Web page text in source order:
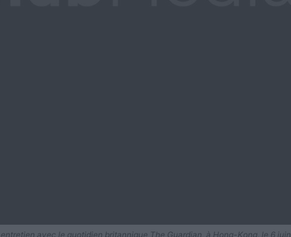
avec le quotidien britannique The Guardian, à Hong-Kong, le 6 juin